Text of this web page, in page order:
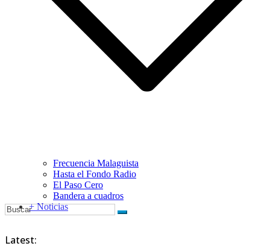
Frecuencia Malaguista
Hasta el Fondo Radio
El Paso Cero
Bandera a cuadros
+ Noticias
Latest: